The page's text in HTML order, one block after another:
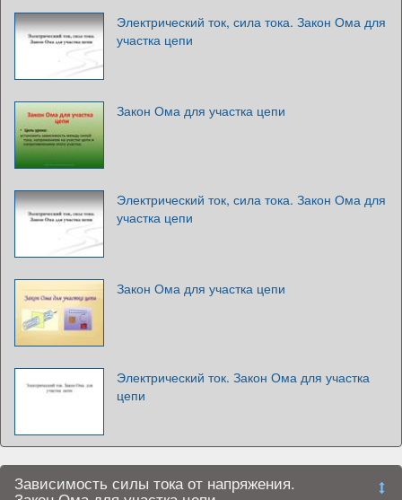
Электрический ток, сила тока. Закон Ома для
участка цепи
Закон Ома для участка цепи
Электрический ток, сила тока. Закон Ома для
участка цепи
Закон Ома для участка цепи
Электрический ток. Закон Ома для участка
цепи
Зависимость силы тока от напряжения.